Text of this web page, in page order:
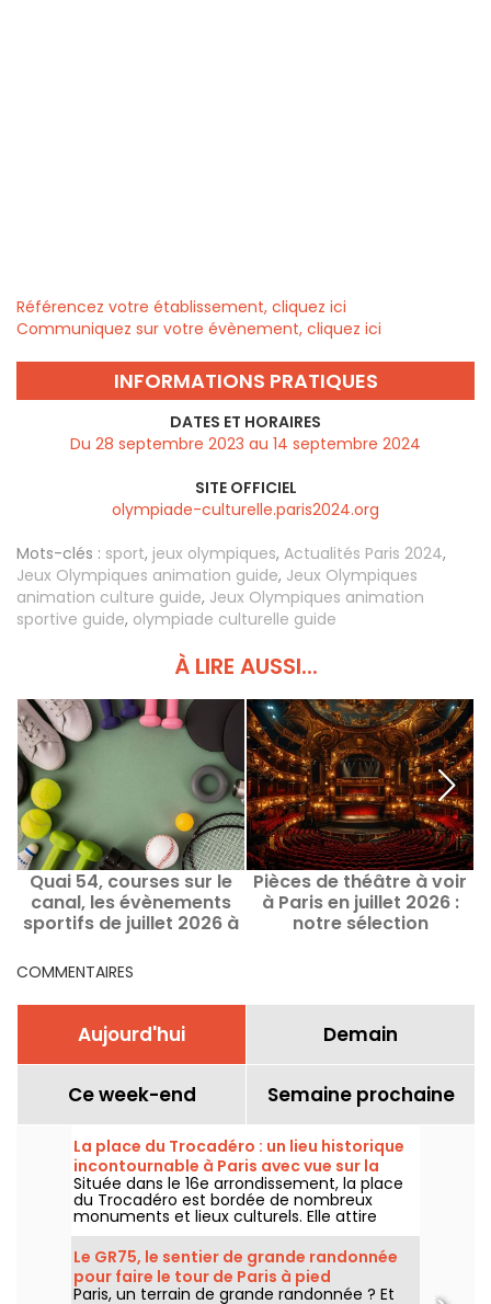
Référencez votre établissement, cliquez ici
Communiquez sur votre évènement, cliquez ici
INFORMATIONS PRATIQUES
DATES ET HORAIRES
Du 28 septembre 2023 au 14 septembre 2024
SITE OFFICIEL
olympiade-culturelle.paris2024.org
Mots-clés : sport, jeux olympiques, Actualités Paris 2024,
Jeux Olympiques animation guide, Jeux Olympiques
animation culture guide, Jeux Olympiques animation
sportive guide, olympiade culturelle guide
À LIRE AUSSI...
Quai 54, courses sur le
canal, les évènements
sportifs de juillet 2026 à
Pièces de théâtre à voir
à Paris en juillet 2026 :
notre sélection
COMMENTAIRES
Aujourd'hui Demain
Ce week-end Semaine prochaine
La place du Trocadéro : un lieu historique
incontournable à Paris avec vue sur la
Tour Eiffel
Située dans le 16e arrondissement, la place
du Trocadéro est bordée de nombreux
monuments et lieux culturels. Elle attire
autant les touristes que les Parisiens de
toujours grâce à sa vue imprenable sur la
Tour Eiffel.
Le GR75, le sentier de grande randonnée
pour faire le tour de Paris à pied
Paris, un terrain de grande randonnée ? Et